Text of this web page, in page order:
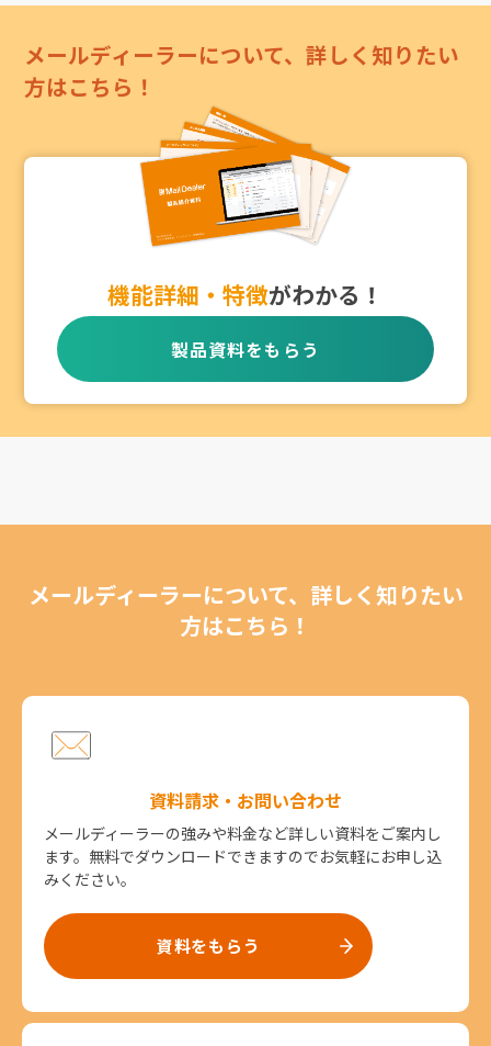
メールディーラーについて、詳しく知りたい
方はこちら！
機能詳細・特徴がわかる！
製品資料をもらう
メールディーラーについて、詳しく知りたい
方はこちら！
資料請求・お問い合わせ
メールディーラーの強みや料金など詳しい資料をご案内し
ます。無料でダウンロードできますのでお気軽にお申し込
みください。
資料をもらう